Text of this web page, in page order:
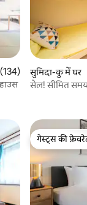
से
5 में से 5.0, 134
सुमिदा-कु में घर
सेल! सीमित
गेस्ट्स की
गेस्ट्स की